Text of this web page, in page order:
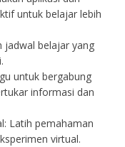
untuk belajar lebih
jadwal belajar yang
untuk bergabung
informasi dan
Latih pemahaman
virtual.